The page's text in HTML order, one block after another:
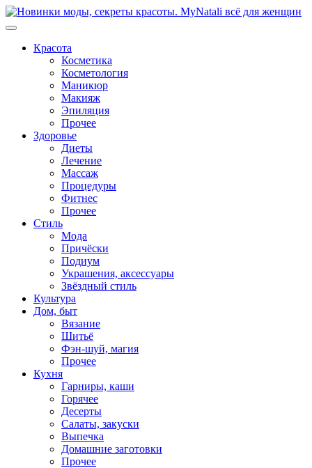
Перейти
к
Красота
Косметика
Косметология
Маникюр
Макияж
Эпиляция
Прочее
Здоровье
Диеты
Лечение
Массаж
Процедуры
Фитнес
Прочее
Стиль
Мода
Причёски
Подиум
Украшения, аксессуары
Звёздный стиль
Культура
Дом, быт
Вязание
Шитьё
Фэн-шуй, магия
Прочее
Кухня
Гарниры, каши
Горячее
Десерты
Салаты, закуски
Выпечка
Домашние заготовки
Прочее